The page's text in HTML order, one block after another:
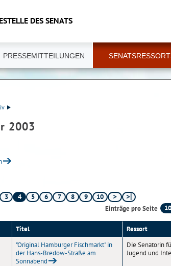
DES SENATS
PRESSEMITTEILUNGEN
2003
3 4 5 6 7 8 9
10
Einträge pro Seite
10
Titel
Ressort
"Original Hamburger Fischmarkt" in
der Hans-Bredow-Straße am
Sonnabend
Die Senatorin
Jugend und